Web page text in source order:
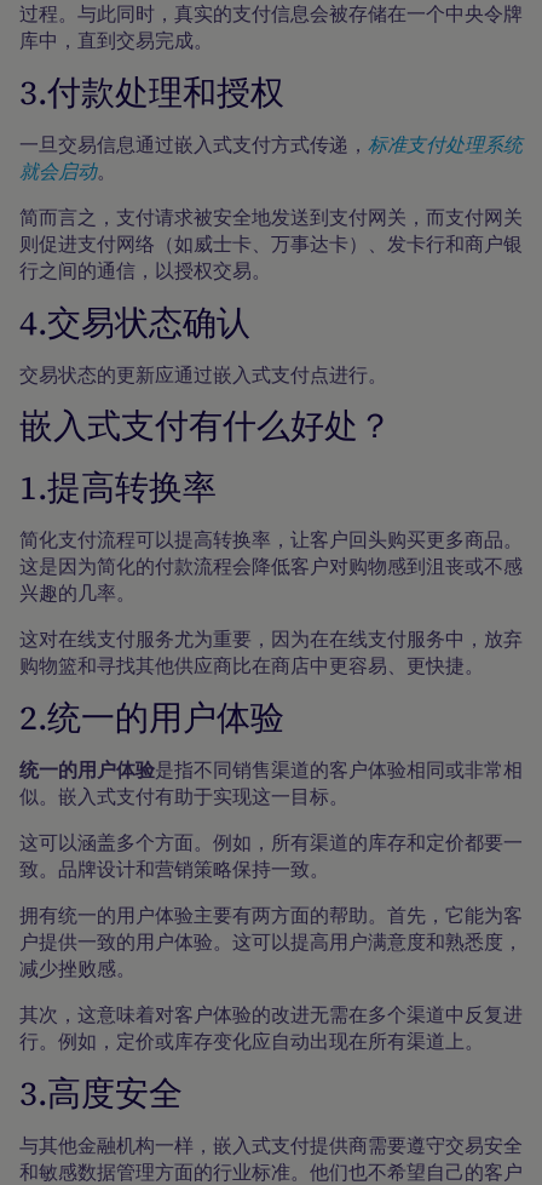
过程。与此同时，真实的支付信息会被存储在一个中央令牌
库中，直到交易完成。
3.付款处理和授权
一旦交易信息通过嵌入式支付方式传递， 标准支付处理系统
就会启动。
简而言之，支付请求被安全地发送到支付网关，而支付网关
则促进支付网络（如威士卡、万事达卡）、发卡行和商户银
行之间的通信，以授权交易。
4.交易状态确认
交易状态的更新应通过嵌入式支付点进行。
嵌入式支付有什么好处？
1.提高转换率
简化支付流程可以提高转换率，让客户回头购买更多商品。
这是因为简化的付款流程会降低客户对购物感到沮丧或不感
兴趣的几率。
这对在线支付服务尤为重要，因为在在线支付服务中，放弃
购物篮和寻找其他供应商比在商店中更容易、更快捷。
2.统一的用户体验
统一的用户体验是指不同销售渠道的客户体验相同或非常相
似。嵌入式支付有助于实现这一目标。
这可以涵盖多个方面。例如，所有渠道的库存和定价都要一
致。品牌设计和营销策略保持一致。
拥有统一的用户体验主要有两方面的帮助。首先，它能为客
户提供一致的用户体验。这可以提高用户满意度和熟悉度，
减少挫败感。
其次，这意味着对客户体验的改进无需在多个渠道中反复进
行。例如，定价或库存变化应自动出现在所有渠道上。
3.高度安全
与其他金融机构一样，嵌入式支付提供商需要遵守交易安全
和敏感数据管理方面的行业标准。他们也不希望自己的客户